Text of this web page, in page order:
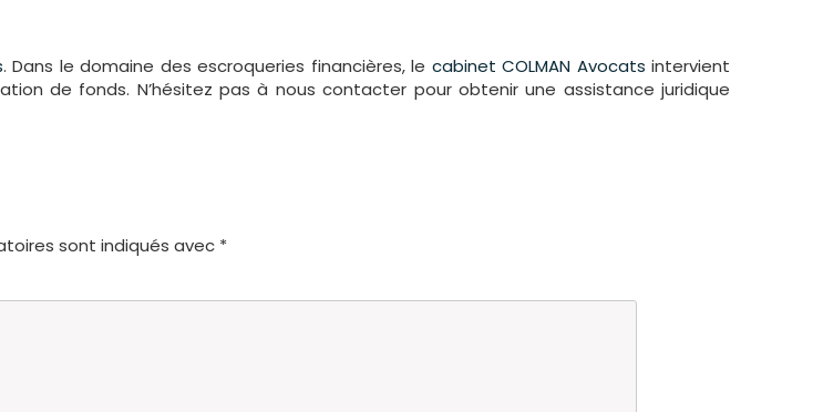
. Dans le domaine des escroqueries financières, le cabinet COLMAN Avocats intervient
de fonds. N’hésitez pas à nous contacter pour obtenir une assistance juridique
sont indiqués avec *